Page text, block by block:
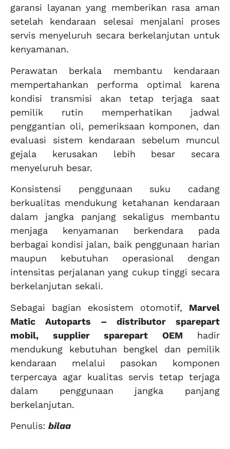
garansi layanan yang memberikan rasa aman
setelah kendaraan selesai menjalani proses
servis menyeluruh secara berkelanjutan untuk
kenyamanan.
Perawatan berkala membantu kendaraan
mempertahankan performa optimal karena
kondisi transmisi akan tetap terjaga saat
pemilik rutin memperhatikan jadwal
penggantian oli, pemeriksaan komponen, dan
evaluasi sistem kendaraan sebelum muncul
gejala kerusakan lebih besar secara
menyeluruh besar.
Konsistensi penggunaan suku cadang
berkualitas mendukung ketahanan kendaraan
dalam jangka panjang sekaligus membantu
menjaga kenyamanan berkendara pada
berbagai kondisi jalan, baik penggunaan harian
maupun kebutuhan operasional dengan
intensitas perjalanan yang cukup tinggi secara
berkelanjutan sekali.
Sebagai bagian ekosistem otomotif, Marvel
Matic Autoparts – distributor sparepart
mobil, supplier sparepart OEM hadir
mendukung kebutuhan bengkel dan pemilik
kendaraan melalui pasokan komponen
terpercaya agar kualitas servis tetap terjaga
dalam penggunaan jangka panjang
berkelanjutan.
Penulis: bilaa